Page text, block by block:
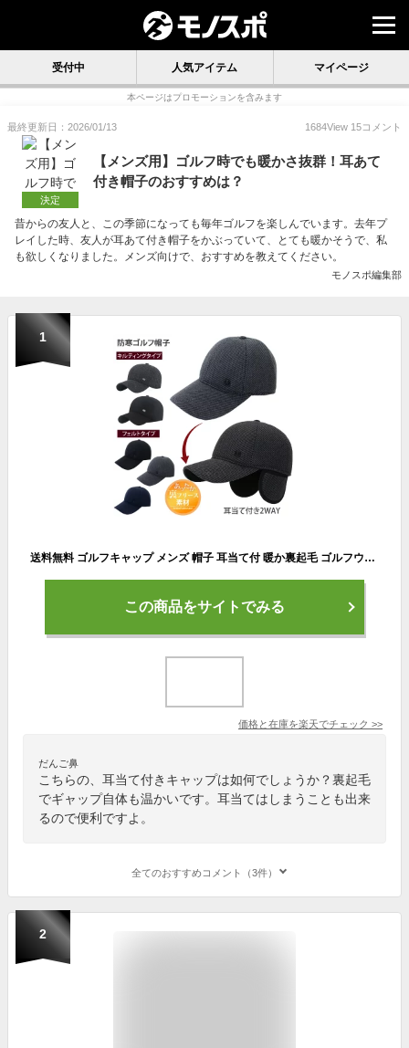
受付中 人気アイテム マイページ
本ページはプロモーションを含みます
最終更新日：2026/01/13 1684View 15コメント
決定
【メンズ用】ゴルフ時でも暖かさ抜群！耳あて
付き帽子のおすすめは？
昔からの友人と、この季節になっても毎年ゴルフを楽しんでいます。去年プ
レイした時、友人が耳あて付き帽子をかぶっていて、とても暖かそうで、私
も欲しくなりました。メンズ向けで、おすすめを教えてください。
モノスポ編集部
1
送料無料 ゴルフキャップ メンズ 帽子 耳当て付 暖か裏起毛 ゴルフウェア 小物 イヤーマフ 秋冬 防寒 2WAY キルティング フェルト 通販 新作 おすすめ 秋 冬 トップイズム
この商品をサイトでみる
価格と在庫を楽天でチェック >>
だんご鼻
こちらの、耳当て付きキャップは如何でしょうか？裏起毛
でギャップ自体も温かいです。耳当てはしまうことも出来
るので便利ですよ。
全てのおすすめコメント（3件）
2